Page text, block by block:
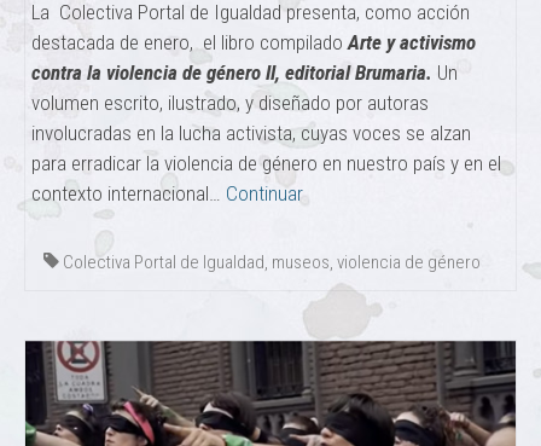
La Colectiva Portal de Igualdad presenta, como acción
destacada de enero, el libro compilado Arte y activismo
contra la violencia de género II, editorial Brumaria. Un
volumen escrito, ilustrado, y diseñado por autoras
involucradas en la lucha activista, cuyas voces se alzan
para erradicar la violencia de género en nuestro país y en el
contexto internacional… Continuar
Colectiva Portal de Igualdad, museos, violencia de género